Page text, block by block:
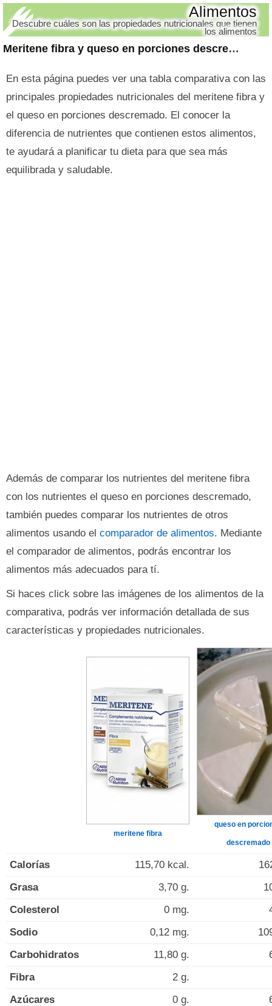
Meritene fibra y queso en porciones descremado
Alimentos
Descubre cuáles son las propiedades nutricionales que tienen
los alimentos
En esta página puedes ver una tabla comparativa con las
principales propiedades nutricionales del meritene fibra y
el queso en porciones descremado. El conocer la
diferencia de nutrientes que contienen estos alimentos,
te ayudará a planificar tu dieta para que sea más
equilibrada y saludable.
Además de comparar los nutrientes del meritene fibra
con los nutrientes el queso en porciones descremado,
también puedes comparar los nutrientes de otros
alimentos usando el comparador de alimentos. Mediante
el comparador de alimentos, podrás encontrar los
alimentos más adecuados para tí.
Si haces click sobre las imágenes de los alimentos de la
comparativa, podrás ver información detallada de sus
características y propiedades nutricionales.
meritene fibra
queso en
descremado
Calorías 115,70 kcal.
Grasa
3,70 g.
Colesterol
0 mg.
Sodio
0,12 mg.
Carbohidratos
11,80 g.
Fibra
2 g.
Azúcares
0 g.